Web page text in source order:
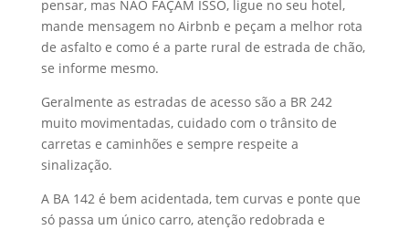
pensar, mas NÃO FAÇAM ISSO, ligue no seu hotel,
mande mensagem no Airbnb e peçam a melhor rota
de asfalto e como é a parte rural de estrada de chão,
se informe mesmo.
Geralmente as estradas de acesso são a BR 242
muito movimentadas, cuidado com o trânsito de
carretas e caminhões e sempre respeite a
sinalização.
A BA 142 é bem acidentada, tem curvas e ponte que
só passa um único carro, atenção redobrada e